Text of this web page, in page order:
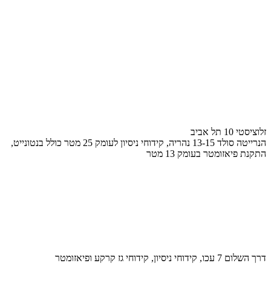
זלוציסטי 10 תל אביב
הנרייטה סולד 13-15 נהריה, קידוחי ניסיון לעומק 25 מטר כולל בנטונייט,
התקנת פיאזומטר בעומק 13 מטר
דרך השלום 7 עכו, קידוחי ניסיון, קידוחי גז קרקע ופיאזומטר